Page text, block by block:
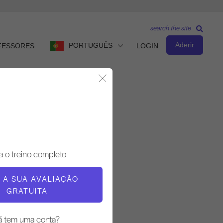
PORTUGUÊS LOGIN Aderir
search the site
o treino completo
A SUA AVALIAÇÃO
GRATUITA
tem uma conta?
PROFESSOR
Elaine Ewing